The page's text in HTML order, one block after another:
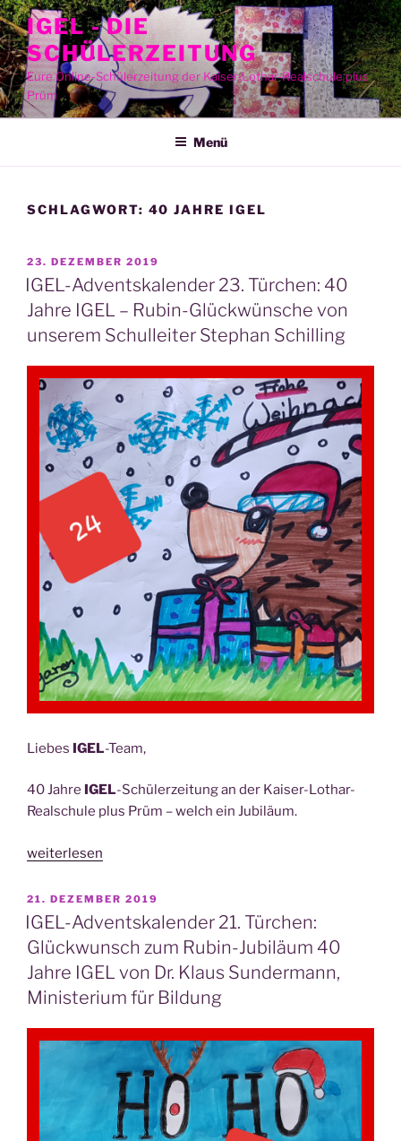
Zum
Inhalt
springen
IGEL - DIE
SCHÜLERZEITUNG
Eure Online-Schülerzeitung der Kaiser-Lothar-Realschule plus
Prüm
Menü
SCHLAGWORT: 40 JAHRE IGEL
VERÖFFENTLICHT
AM
23. DEZEMBER 2019
IGEL-Adventskalender 23. Türchen: 40
Jahre IGEL – Rubin-Glückwünsche von
unserem Schulleiter Stephan Schilling
Lie­bes IGEL-Team,
40 Jah­re IGEL-Schü­ler­zei­tung an der Kai­ser-Lothar-
Real­schu­le plus Prüm – welch ein Jubiläum.
„IGEL-
ka­
len­
der
23.
Tür­
chen:
40
Jah­
Rubin-
weiterlesen
VERÖFFENTLICHT
AM
21. DEZEMBER 2019
IGEL-Adventskalender 21. Türchen:
Glückwunsch zum Rubin-Jubiläum 40
Jahre IGEL von Dr. Klaus Sundermann,
Ministerium für Bildung